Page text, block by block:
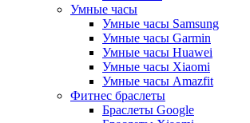
Умные часы
Умные часы Samsung
Умные часы Garmin
Умные часы Huawei
Умные часы Xiaomi
Умные часы Amazfit
Фитнес браслеты
Браслеты Google